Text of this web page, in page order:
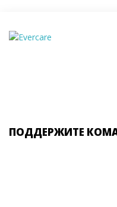
ПОДДЕРЖИТЕ